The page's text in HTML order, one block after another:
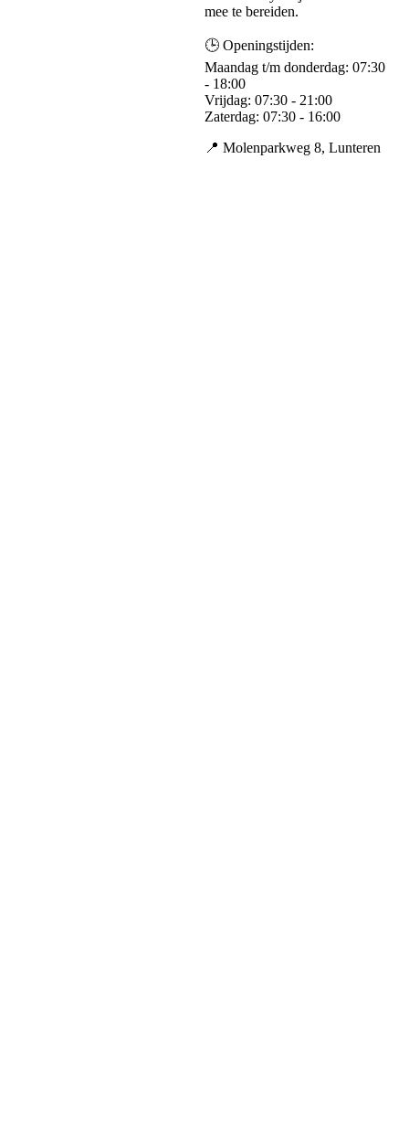
mee te bereiden.
🕒 Openingstijden:
Maandag t/m donderdag: 07:30
- 18:00
Vrijdag: 07:30 - 21:00
Zaterdag: 07:30 - 16:00
📍 Molenparkweg 8, Lunteren